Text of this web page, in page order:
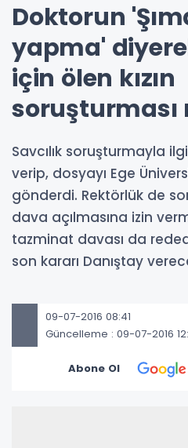
Doktorun
yapma'
için ölen kızın
soruşturması
Savcılık soruşturmayla
verip, dosyayı Ege
gönderdi. Rektörlük de
dava açılmasına izin
tazminat davası da
son kararı Danıştay
09-07-2016 08:41
Güncelleme : 09-07-2016
Abone Ol